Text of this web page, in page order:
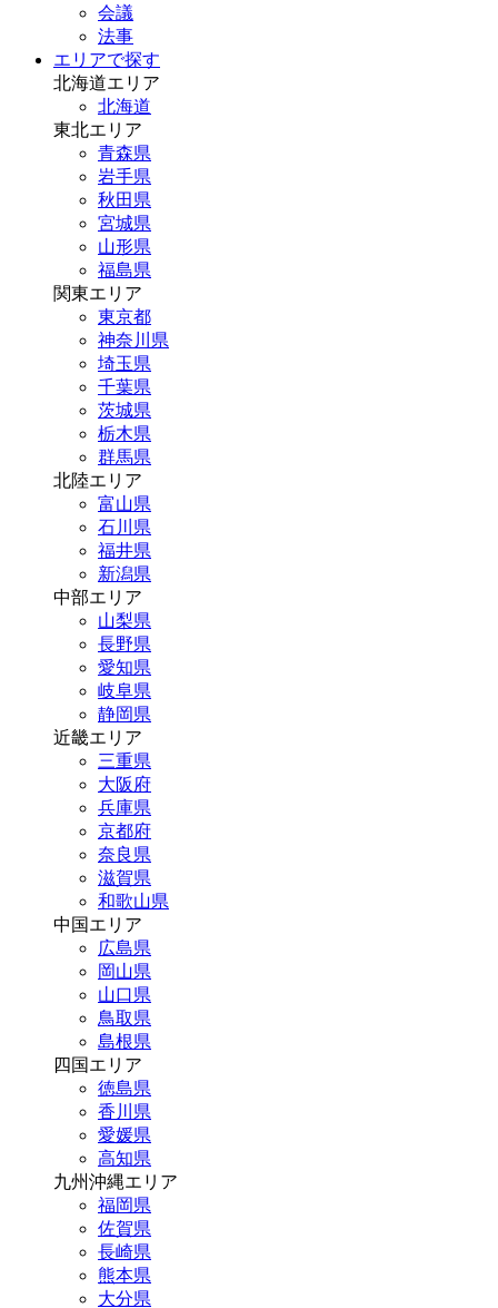
会議
法事
エリアで探す
北海道エリア
北海道
東北エリア
青森県
岩手県
秋田県
宮城県
山形県
福島県
関東エリア
東京都
神奈川県
埼玉県
千葉県
茨城県
栃木県
群馬県
北陸エリア
富山県
石川県
福井県
新潟県
中部エリア
山梨県
長野県
愛知県
岐阜県
静岡県
近畿エリア
三重県
大阪府
兵庫県
京都府
奈良県
滋賀県
和歌山県
中国エリア
広島県
岡山県
山口県
鳥取県
島根県
四国エリア
徳島県
香川県
愛媛県
高知県
九州沖縄エリア
福岡県
佐賀県
長崎県
熊本県
大分県